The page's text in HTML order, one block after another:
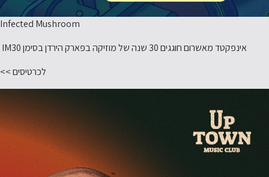
Infected Mushroom
אינפקטד מאשרום חוגגים 30 שנה של מוזיקה בפארק הירדן בסימן IM30
לכרטיסים >>